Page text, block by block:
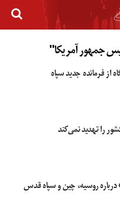
جمهور آمریکا"
را تهدید نمی‌کند
روسیه، چین و سپاه قدس